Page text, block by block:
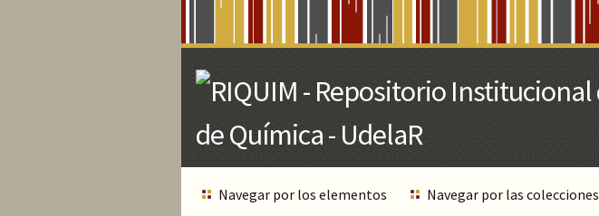
Navegar por los elementos Navegar por las colecciones